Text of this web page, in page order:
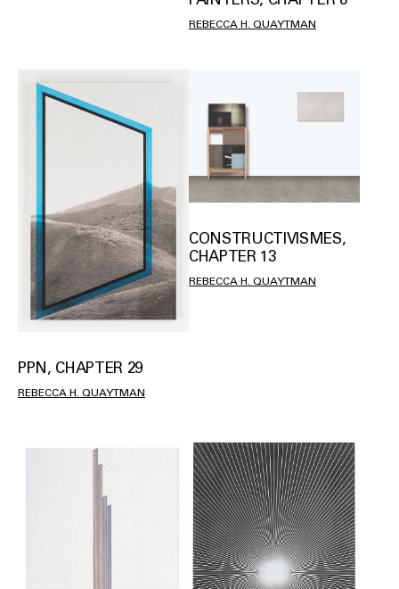
REBECCA H. QUAYTMAN
PPN, CHAPTER 29
REBECCA H. QUAYTMAN
CONSTRUCTIVISMES,
CHAPTER 13
REBECCA H. QUAYTMAN